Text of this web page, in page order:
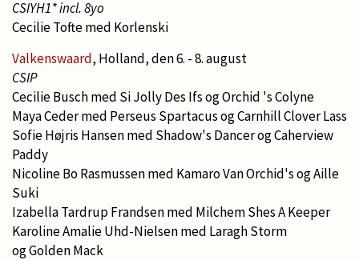
CSIYH1* incl. 8yo
Cecilie Tofte med Korlenski
Valkenswaard, Holland, den 6. - 8. august
CSIP
Cecilie Busch med Si Jolly Des Ifs og Orchid 's Colyne
Maya Ceder med Perseus Spartacus og Carnhill Clover Lass
Sofie Højris Hansen med Shadow's Dancer og Caherview
Paddy
Nicoline Bo Rasmussen med Kamaro Van Orchid's og Aille
Suki
Izabella Tardrup Frandsen med Milchem Shes A Keeper
Karoline Amalie Uhd-Nielsen med Laragh Storm
og Golden Mack